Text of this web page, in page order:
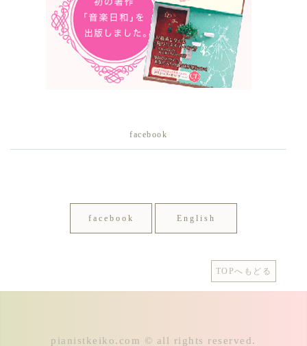
facebook
facebook English
TOPへもどる
pianistkeiko.com © all rights reserved.